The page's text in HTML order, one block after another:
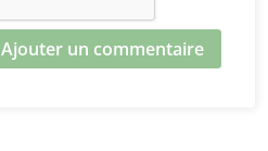
Ajouter un commentaire